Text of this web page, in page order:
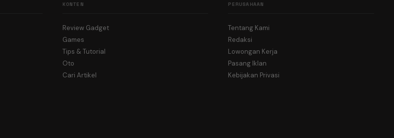
KONTEN
Review Gadget
Games
Tips & Tutorial
Oto
Cari Artikel
PERUSAHAAN
Tentang Kami
Redaksi
Lowongan Kerja
Pasang Iklan
Kebijakan Privasi